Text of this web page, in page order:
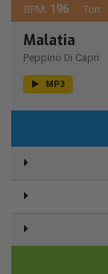
BPM: 196 Ton.:
Malatia
Peppino Di Capri
MP3